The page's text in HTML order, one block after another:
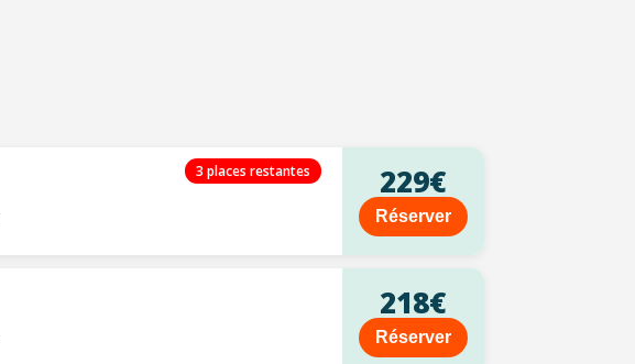
3 places restantes 229€
Réserver
218€
Réserver